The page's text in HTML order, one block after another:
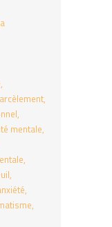
mentale